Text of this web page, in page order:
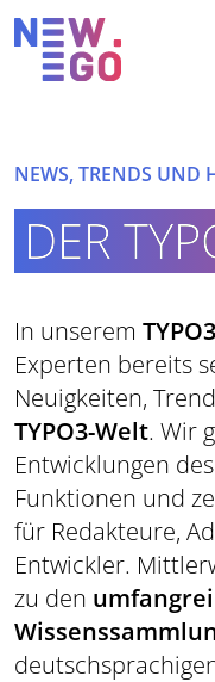
NEWS, TRENDS UND
DER
In unserem
Experten bereits
Neuigkeiten,
TYPO3-Welt. Wir
Entwicklungen
Funktionen und
für Redakteure,
Entwickler.
zu den